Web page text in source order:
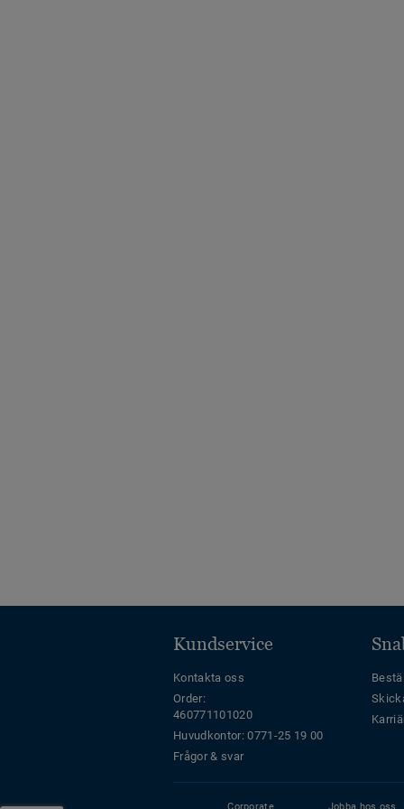
Kundservice
Kontakta oss
Order:
460771101020
Huvudkontor: 0771-25 19 00
Frågor & svar